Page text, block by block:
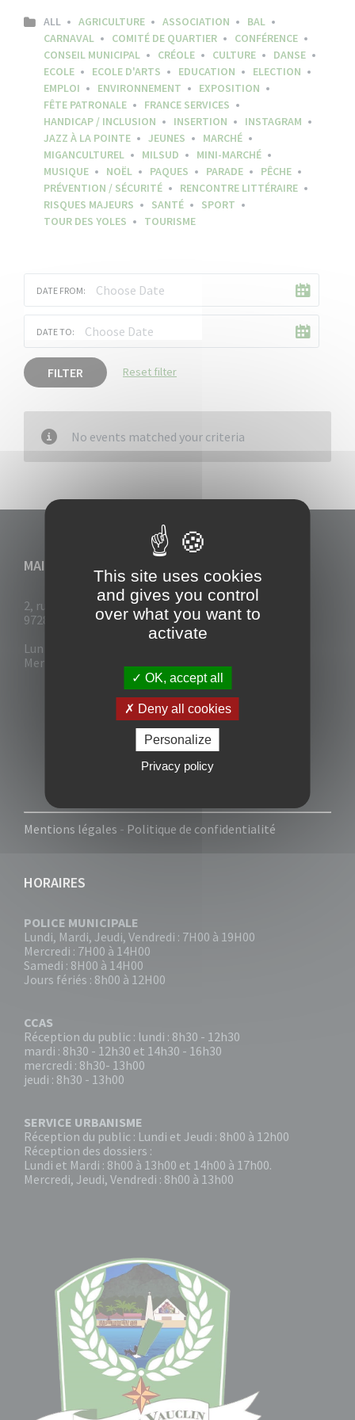
ALL AGRICULTURE ASSOCIATION
BAL
CARNAVAL
COMITÉ DE QUARTIER
CONFÉRENCE
CONSEIL MUNICIPAL
CRÉOLE CULTURE
DANSE
ECOLE
ECOLE D'ARTS EDUCATION
ELECTION
EMPLOI
ENVIRONNEMENT
EXPOSITION
FÊTE PATRONALE
FRANCE SERVICES
HANDICAP / INCLUSION
INSERTION
INSTAGRAM
JAZZ À LA POINTE
JEUNES
MARCHÉ
MIGANCULTUREL
MILSUD
MINI-MARCHÉ
MUSIQUE
NOËL PAQUES PARADE
PÊCHE
PRÉVENTION / SÉCURITÉ
RENCONTRE LITTÉRAIRE
RISQUES MAJEURS
SANTÉ
SPORT
TOUR DES YOLES
TOURISME
DATE FROM:
DATE TO:
FILTER Reset filter
No events matched your criteria
MAIRIE DU VAUCLIN
2, rue Collignon
97280 Le Vauclin
Lun - Mar : 7h30- 13h & 14h-17h
Mer-Jeu-Vend : 7h30 - 13h30
Mentions légales - Politique de confidentialité
HORAIRES
POLICE MUNICIPALE
Lundi, Mardi, Jeudi, Vendredi : 7H00 à 19H00
Mercredi : 7H00 à 14H00
Samedi : 8H00 à 14H00
Jours fériés : 8h00 à 12H00
CCAS
Réception du public : lundi : 8h30 - 12h30
mardi : 8h30 - 12h30 et 14h30 - 16h30
mercredi : 8h30- 13h00
jeudi : 8h30 - 13h00
SERVICE URBANISME
Réception du public : Lundi et Jeudi : 8h00 à 12h00
Réception des dossiers :
Lundi et Mardi : 8h00 à 13h00 et 14h00 à 17h00.
Mercredi, Jeudi, Vendredi : 8h00 à 13h00
This site uses cookies
and gives you control
over what you want to
activate
OK, accept all
Deny all cookies
Personalize
Privacy policy